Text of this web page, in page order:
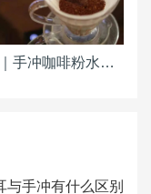
粉水比｜手冲咖啡粉水比怎么计算 冷萃手冲粉水比
手冲有什么区别